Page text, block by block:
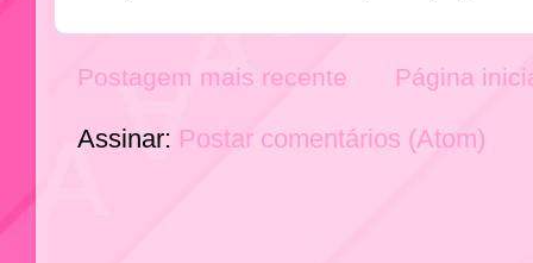
Postagem mais recente Página
Assinar: Postar comentários (Atom)